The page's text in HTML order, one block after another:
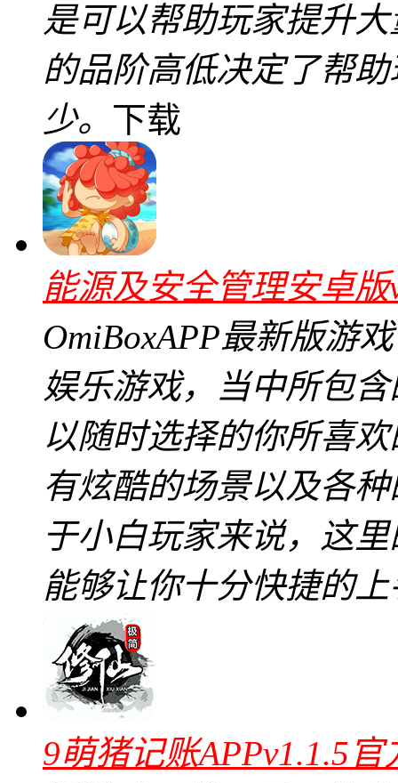
是可以帮助玩家提升
的品阶高低决定了帮
少。 下载
能源及安全管理安卓版
OmiBoxAPP最新版游
娱乐游戏，当中所包
以随时选择的你所喜
有炫酷的场景以及各
于小白玩家来说，这
能够让你十分快捷的
9萌猪记账APPv1.1.5官